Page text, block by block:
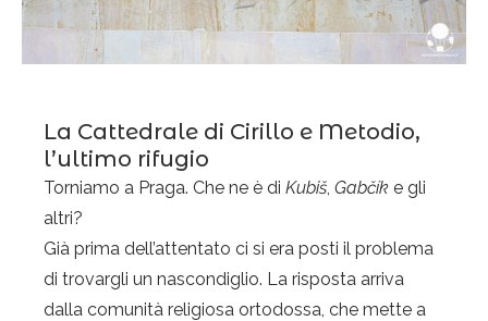
La Cattedrale di Cirillo e Metodio,
l’ultimo rifugio
Torniamo a Praga. Che ne è di Kubiš, Gabčík e gli
altri?
Già prima dell’attentato ci si era posti il problema
di trovargli un nascondiglio. La risposta arriva
dalla comunità religiosa ortodossa, che mette a